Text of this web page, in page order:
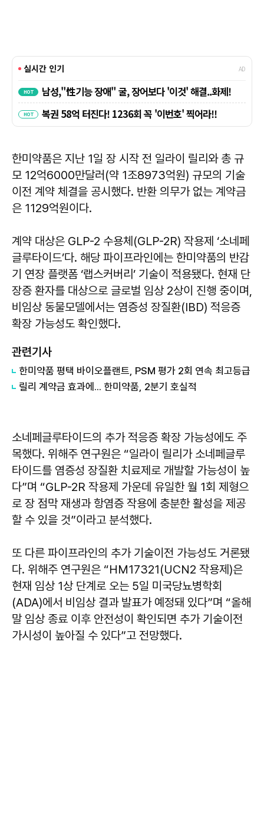
한미약품은 지난 1일 장 시작 전 일라이 릴리와 총 규
모 12억6000만달러(약 1조8973억원) 규모의 기술
이전 계약 체결을 공시했다. 반환 의무가 없는 계약금
은 1129억원이다.
계약 대상은 GLP-2 수용체(GLP-2R) 작용제 ‘소네페
글루타이드’다. 해당 파이프라인에는 한미약품의 반감
기 연장 플랫폼 ‘랩스커버리’ 기술이 적용됐다. 현재 단
장증 환자를 대상으로 글로벌 임상 2상이 진행 중이며,
비임상 동물모델에서는 염증성 장질환(IBD) 적응증
확장 가능성도 확인했다.
관련기사
한미약품 평택 바이오플랜트, PSM 평가 2회 연속 최고등급
릴리 계약금 효과에... 한미약품, 2분기 호실적
소네페글루타이드의 추가 적응증 확장 가능성에도 주
목했다. 위해주 연구원은 “일라이 릴리가 소네페글루
타이드를 염증성 장질환 치료제로 개발할 가능성이 높
다”며 “GLP-2R 작용제 가운데 유일한 월 1회 제형으
로 장 점막 재생과 항염증 작용에 충분한 활성을 제공
할 수 있을 것”이라고 분석했다.
또 다른 파이프라인의 추가 기술이전 가능성도 거론됐
다. 위해주 연구원은 “HM17321(UCN2 작용제)은
현재 임상 1상 단계로 오는 5일 미국당뇨병학회
(ADA)에서 비임상 결과 발표가 예정돼 있다”며 “올해
말 임상 종료 이후 안전성이 확인되면 추가 기술이전
가시성이 높아질 수 있다”고 전망했다.